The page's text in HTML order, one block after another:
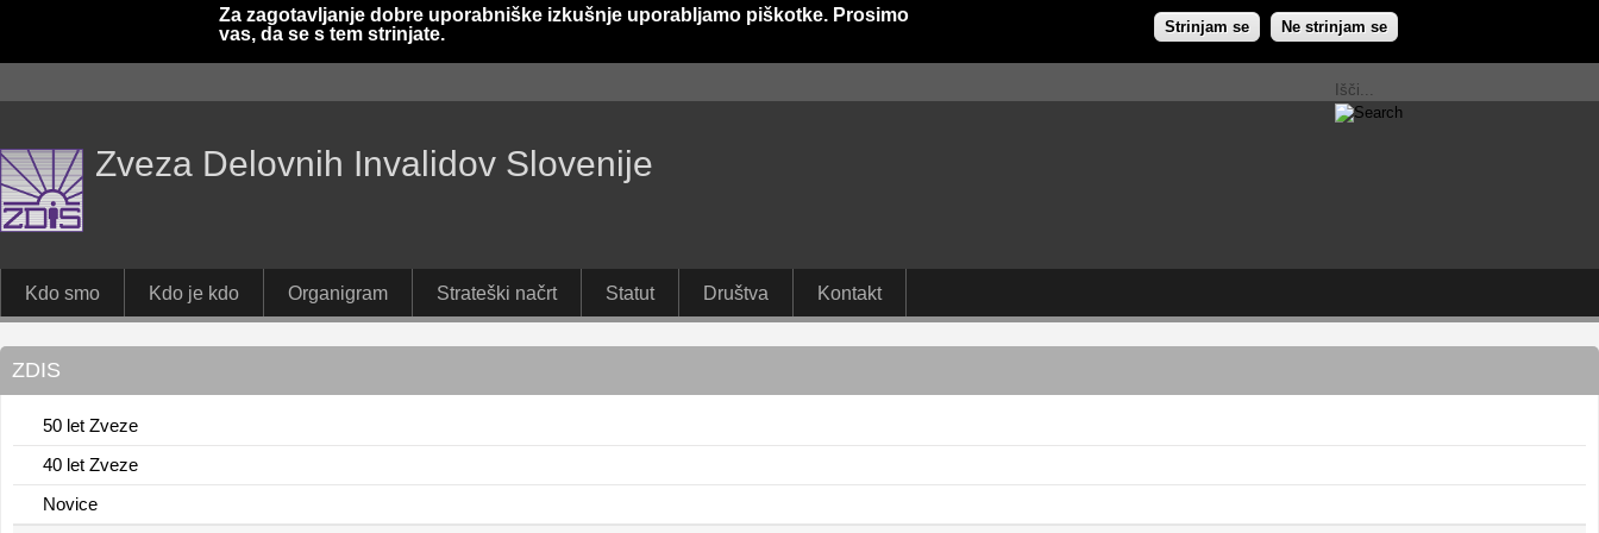
Za zagotavljanje dobre uporabniške izkušnje uporabljamo piškotke. Prosimo
vas, da se s tem strinjate.
Strinjam se Ne strinjam se
Zveza Delovnih Invalidov Slovenije
Kdo smo Kdo je kdo Organigram Strateški načrt Statut Društva Kontakt
ZDIS
50 let Zveze
40 let Zveze
Novice